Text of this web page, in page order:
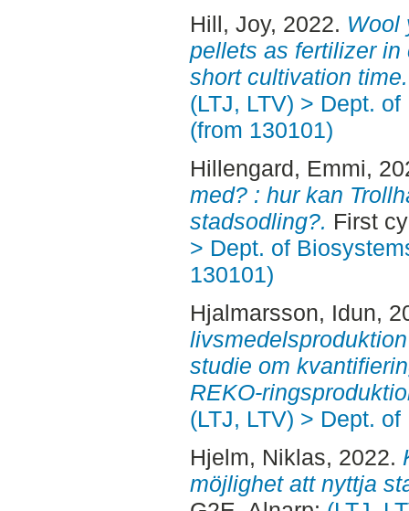
Hill, Joy, 2022. Wool
pellets as fertilizer in
short cultivation time.
(LTJ, LTV) > Dept.
(from 130101)
Hillengard, Emmi,
med? : hur kan
stadsodling?. First
> Dept. of
130101)
Hjalmarsson, Idun,
studie om
REKO-
(LTJ, LTV) > Dept.
Hjelm, Niklas, 2022.
möjlighet att nyttja